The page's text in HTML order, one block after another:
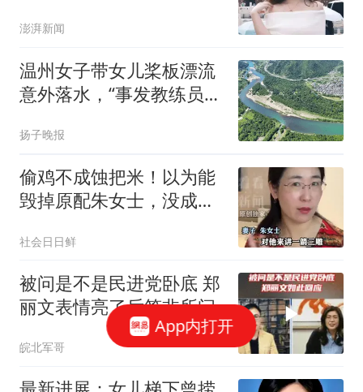
澎湃新闻
温州女子带女儿桨板漂流
意外落水，“事发教练员说
称水深15米”；俱乐部此前
称“包捞包安全”，楠溪江
工作人员回应
扬子晚报
偷鸡不成蚀把米！以为能
毁掉原配朱女士，没成想
社会日日鲜
被问是不是民进党卧底 郑
丽文表情亮了后答非所问
皖北军哥
App内打开